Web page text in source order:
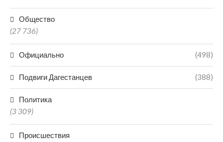
Общество
(27 736)
Официально (498)
Подвиги Дагестанцев (388)
Политика
(3 309)
Происшествия